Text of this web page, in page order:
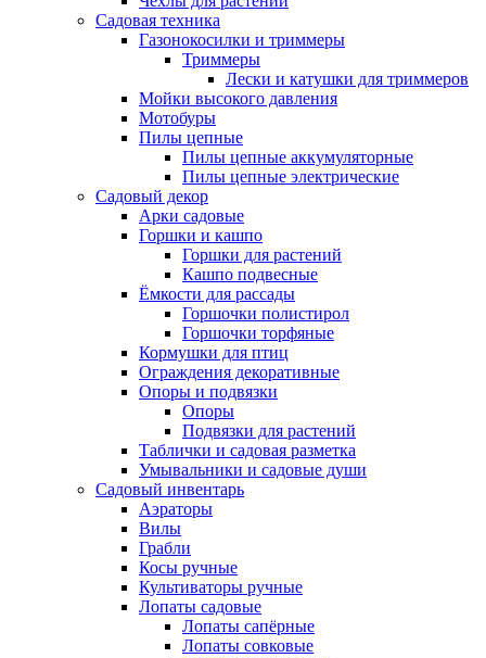
Садовая техника
Газонокосилки и триммеры
Триммеры
Лески и катушки для триммеров
Мойки высокого давления
Мотобуры
Пилы цепные
Пилы цепные аккумуляторные
Пилы цепные электрические
Садовый декор
Арки садовые
Горшки и кашпо
Горшки для растений
Кашпо подвесные
Ёмкости для рассады
Горшочки полистирол
Горшочки торфяные
Кормушки для птиц
Ограждения декоративные
Опоры и подвязки
Опоры
Подвязки для растений
Таблички и садовая разметка
Умывальники и садовые души
Садовый инвентарь
Аэраторы
Вилы
Грабли
Косы ручные
Культиваторы ручные
Лопаты садовые
Лопаты сапёрные
Лопаты совковые